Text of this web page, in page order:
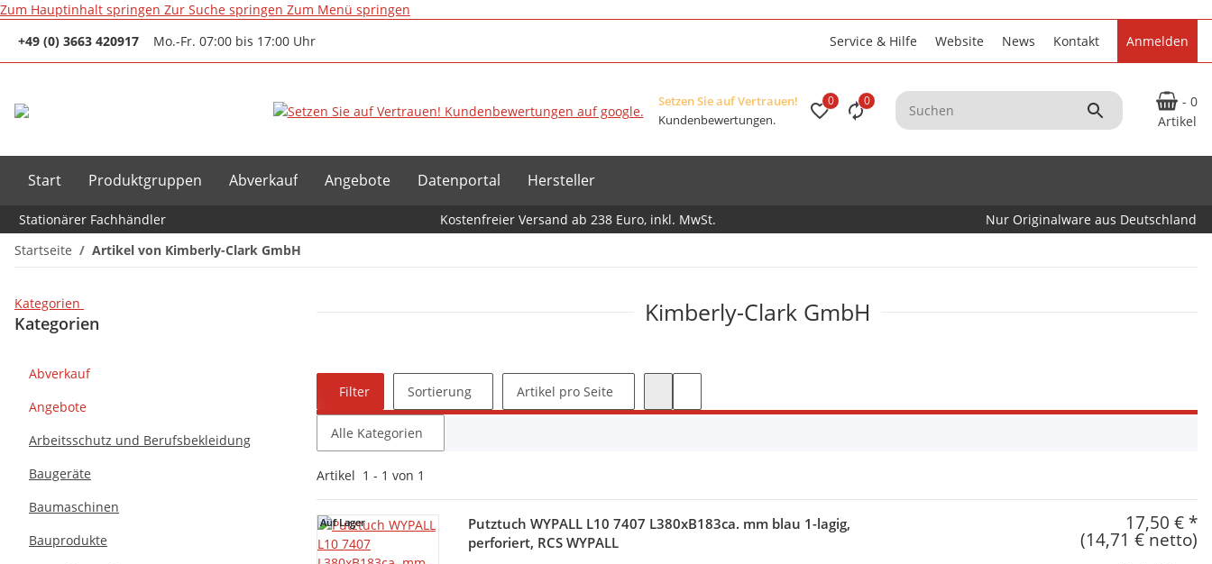
Zum Hauptinhalt springen Zur Suche springen Zum Menü springen
+49 (0) 3663 420917
Mo.-Fr. 07:00 bis 17:00 Uhr Service & Hilfe Website News Kontakt Anmelden
Setzen Sie auf Vertrauen!
Kundenbewertungen.
0 0
- 0
Artikel
Start Produktgruppen Abverkauf Angebote Datenportal Hersteller
Stationärer Fachhändler Kostenfreier Versand ab 238 Euro, inkl. MwSt.
Nur Originalware aus Deutschland
Startseite
Artikel von Kimberly-Clark GmbH
Kimberly-Clark GmbH
Filter Sortierung Artikel pro Seite
Alle Kategorien
Artikel 1 - 1 von 1
Auf Lager
Auf Lager
Putztuch WYPALL L10 7407 L380xB183ca. mm blau 1-lagig,
perforiert, RCS WYPALL
17,50 € *
(14,71 € netto)
Kategorien
Kategorien
Abverkauf
Angebote
Arbeitsschutz und Berufsbekleidung
Baugeräte
Baumaschinen
Bauprodukte